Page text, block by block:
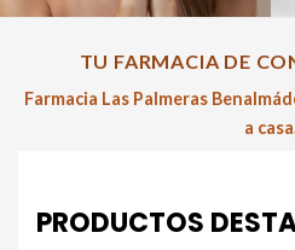
TU FARMACIA DE
Farmacia Las Palmeras
a